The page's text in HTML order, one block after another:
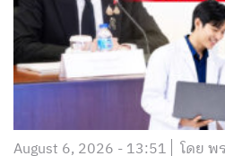
August 6, 2026 - 13:51 โดย พ